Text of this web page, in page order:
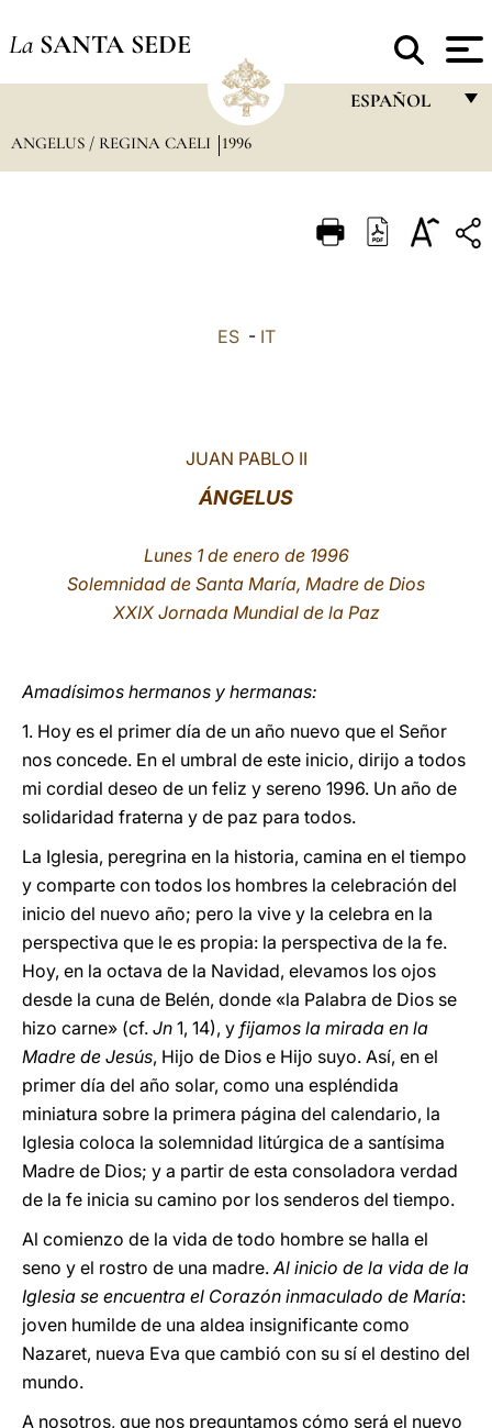
La SANTA SEDE
ESPAÑOL
ITALIANO
ANGELUS / REGINA CAELI 1996
ES- IT
JUAN PABLO II
ÁNGELUS
Lunes 1 de enero de 1996
Solemnidad de Santa María, Madre de Dios
XXIX Jornada Mundial de la Paz
Amadísimos hermanos y hermanas:
1. Hoy es el primer día de un año nuevo que el Señor
nos concede. En el umbral de este inicio, dirijo a todos
mi cordial deseo de un feliz y sereno 1996. Un año de
solidaridad fraterna y de paz para todos.
La Iglesia, peregrina en la historia, camina en el tiempo
y comparte con todos los hombres la celebración del
inicio del nuevo año; pero la vive y la celebra en la
perspectiva que le es propia: la perspectiva de la fe.
Hoy, en la octava de la Navidad, elevamos los ojos
desde la cuna de Belén, donde «la Palabra de Dios se
hizo carne» (cf. Jn 1, 14), y fijamos la mirada en la
Madre de Jesús, Hijo de Dios e Hijo suyo. Así, en el
primer día del año solar, como una espléndida
miniatura sobre la primera página del calendario, la
Iglesia coloca la solemnidad litúrgica de a santísima
Madre de Dios; y a partir de esta consoladora verdad
de la fe inicia su camino por los senderos del tiempo.
Al comienzo de la vida de todo hombre se halla el
seno y el rostro de una madre.Al inicio de la vida de la
Iglesia se encuentra el Corazón inmaculado de María:
joven humilde de una aldea insignificante como
Nazaret, nueva Eva que cambió con su sí el destino del
mundo.
A nosotros, que nos preguntamos cómo será el nuevo